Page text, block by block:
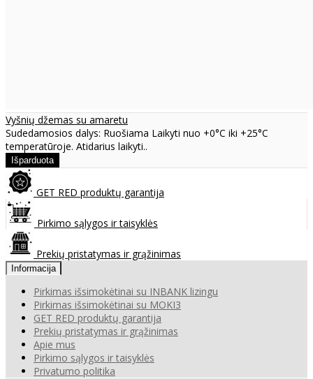
Vyšnių džemas su amaretu
Sudedamosios dalys: Ruošiama Laikyti nuo +0°C iki +25°C
temperatūroje. Atidarius laikyti..
GET RED produktų garantija
Pirkimo sąlygos ir taisyklės
Prekių pristatymas ir grąžinimas
Informacija
Pirkimas išsimokėtinai su INBANK lizingu
Pirkimas išsimokėtinai su MOKI3
GET RED produktų garantija
Prekių pristatymas ir grąžinimas
Apie mus
Pirkimo sąlygos ir taisyklės
Privatumo politika